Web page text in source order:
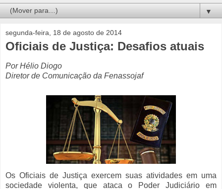
▼
segunda-feira, 18 de agosto de 2014
Oficiais de Justiça: Desafios atuais
Por Hélio Diogo
Diretor de Comunicação da Fenassojaf
Os Oficiais de Justiça exercem suas atividades em uma
sociedade violenta, que ataca o Poder Judiciário em